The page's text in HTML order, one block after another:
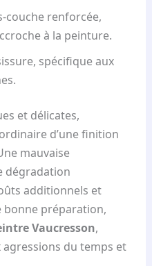
couche renforcée,
à la peinture.
spécifique aux
et délicates,
d’une finition
mauvaise
dégradation
additionnels et
bonne préparation,
Vaucresson,
du temps et